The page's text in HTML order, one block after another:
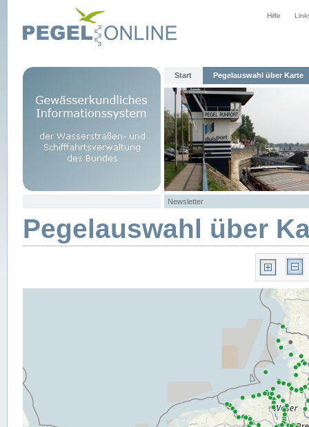
Hilfe
Start Pegelauswahl über Karte
Newsletter
Pegelauswahl über